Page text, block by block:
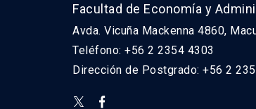
Facultad de Economía y
Avda. Vicuña Mackenna 4860,
Teléfono: +56 2 2354 4303
Dirección de Postgrado: +56 2